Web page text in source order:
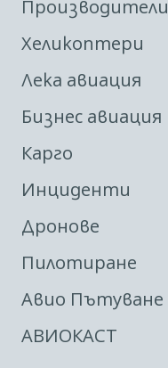
Производители
Хеликоптери
Лека авиация
Бизнес авиация
Карго
Инциденти
Дронове
Пилотиране
Авио Пътуване
АВИОКАСТ